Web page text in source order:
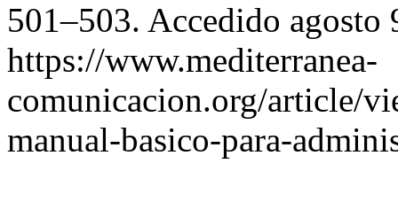
501–503. Accedido agosto
https://www.mediterranea-
comunicacion.org/article/
manual-basico-para-